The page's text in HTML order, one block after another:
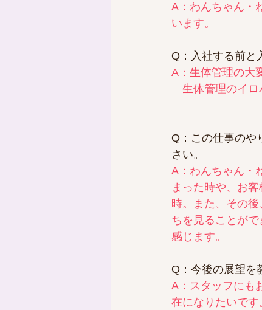
A：わんちゃん・
います。
Q：入社する前と
A：生体管理の大
生体管理のイロ
Q：この仕事のや
さい。
A：わんちゃん・
まった時や、お
時。また、その
ちを見ることが
感じます。
Q：今後の展望を
A：スタッフにも
在になりたいです